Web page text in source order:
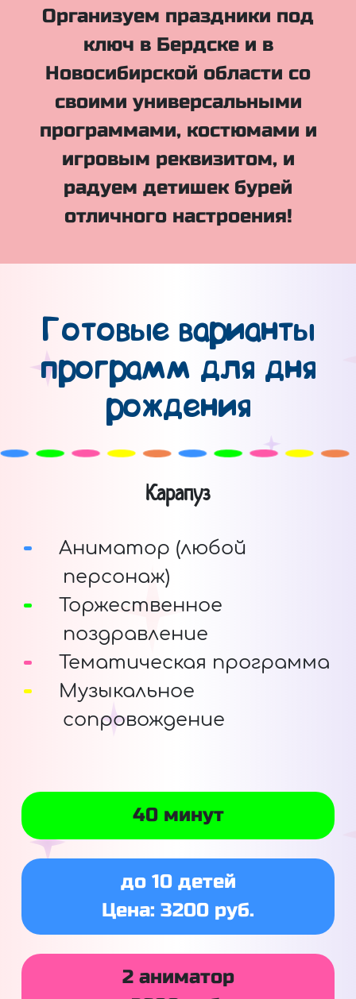
Организуем праздники под
ключ в Бердске и в
Новосибирской области со
своими универсальными
программами, костюмами и
игровым реквизитом, и
радуем детишек бурей
отличного настроения!
Готовые варианты
программ для дня
рождения
Карапуз
Аниматор (любой
персонаж)
Торжественное
поздравление
Тематическая программа
Музыкальное
сопровождение
40 минут
до 10 детей
Цена: 3200 руб.
2 аниматор